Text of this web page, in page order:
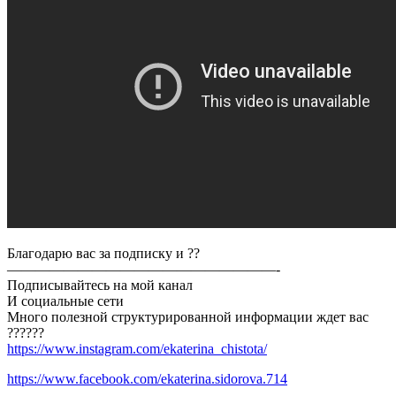
|
Волна
Благодарю вас за подписку и ??
———————————————————-
Подписывайтесь на мой канал
И социальные сети
Много полезной структурированной информации ждет вас
??????
https://www.instagram.com/ekaterina_chistota/
https://www.facebook.com/ekaterina.sidorova.714